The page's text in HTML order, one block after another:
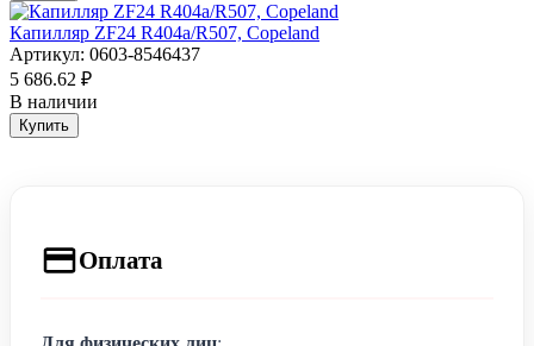
Капилляр ZF24 R404a/R507, Copeland
Артикул: 0603-8546437
5 686.62 ₽
В наличии
Купить
Оплата